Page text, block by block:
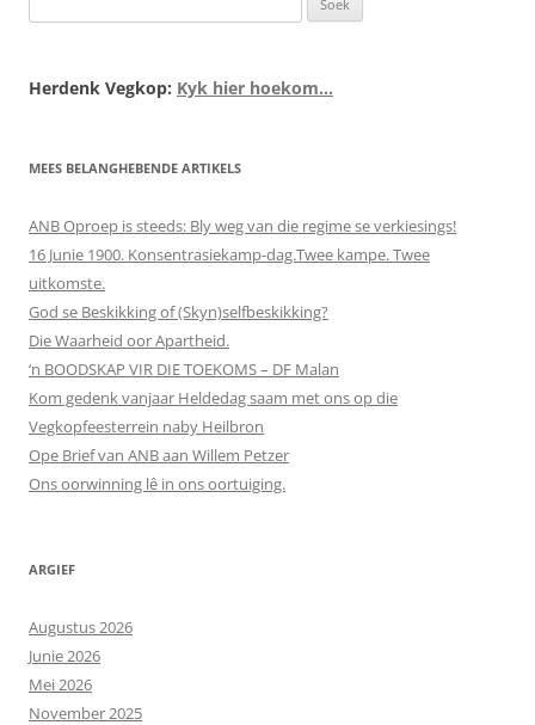
na:
Herdenk Vegkop: Kyk hier hoekom...
MEES BELANGHEBENDE ARTIKELS
ANB Oproep is steeds: Bly weg van die regime se verkiesings!
16 Junie 1900. Konsentrasiekamp-dag.Twee kampe. Twee
uitkomste.
God se Beskikking of (Skyn)selfbeskikking?
Die Waarheid oor Apartheid.
‘n BOODSKAP VIR DIE TOEKOMS – DF Malan
Kom gedenk vanjaar Heldedag saam met ons op die
Vegkopfeesterrein naby Heilbron
Ope Brief van ANB aan Willem Petzer
Ons oorwinning lê in ons oortuiging.
ARGIEF
Augustus 2026
Junie 2026
Mei 2026
November 2025